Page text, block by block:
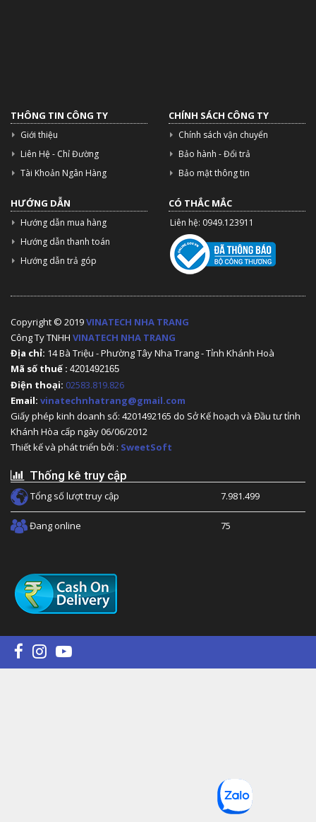
THÔNG TIN CÔNG TY
Giới thiệu
Liên Hệ - Chỉ Đường
Tài Khoản Ngân Hàng
CHÍNH SÁCH CÔNG TY
Chính sách vận chuyển
Bảo hành - Đổi trả
Bảo mật thông tin
HƯỚNG DẪN
Hướng dẫn mua hàng
Hướng dẫn thanh toán
Hướng dẫn trả góp
CÓ THẮC MẮC
Liên hệ: 0949.123911
Copyright © 2019VINATECH NHA TRANG
Công Ty TNHH VINATECH NHA TRANG
Địa chỉ: 14 Bà Triệu - Phường Tây Nha Trang - Tỉnh Khánh Hoà
Mã số thuế : 4201492165
Điện thoại: 02583.819.826
Email: vinatechnhatrang@gmail.com
Giấy phép kinh doanh số: 4201492165 do Sở Kế hoạch và Đầu tư tỉnh
Khánh Hòa cấp ngày 06/06/2012
Thiết kế và phát triển bởi : SweetSoft
Thống kê truy cập
Tổng số lượt truy cập 7.981.499
Đang online 75